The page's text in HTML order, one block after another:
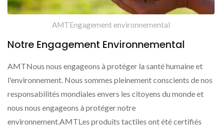
AMTEngagement environnemental
Notre Engagement Environnemental
AMTNous nous engageons à protéger la santé humaine et
l'environnement. Nous sommes pleinement conscients de nos
responsabilités mondiales envers les citoyens du monde et
nous nous engageons à protéger notre
environnement.AMTLes produits tactiles ont été certifiés